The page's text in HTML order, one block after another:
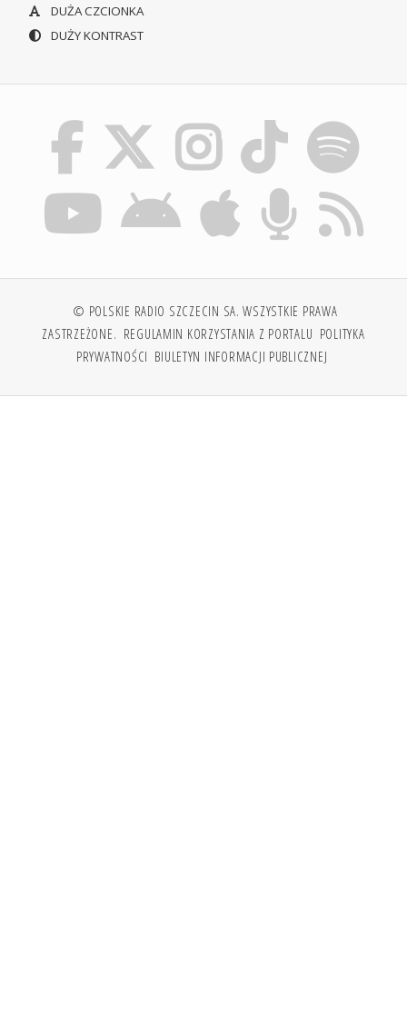
DUŻA CZCIONKA
DUŻY KONTRAST
© POLSKIE RADIO SZCZECIN SA. WSZYSTKIE PRAWA
ZASTRZEŻONE. REGULAMIN KORZYSTANIA Z PORTALU POLITYKA
PRYWATNOŚCI BIULETYN INFORMACJI PUBLICZNEJ